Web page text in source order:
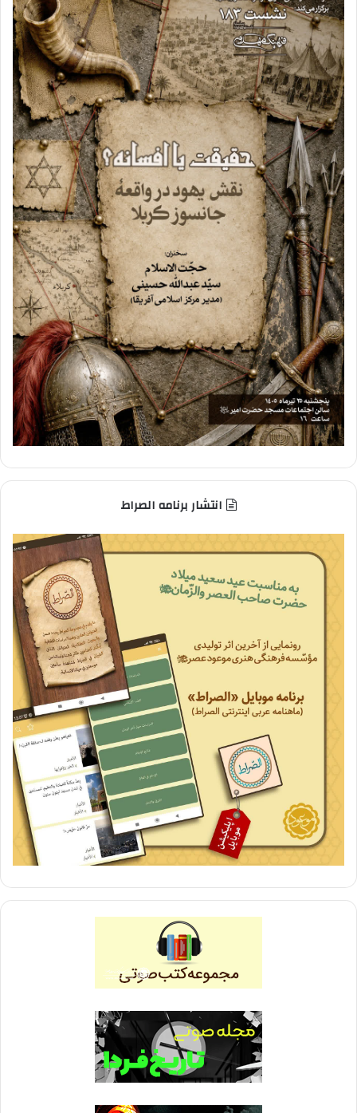
انتشار برنامه الصراط